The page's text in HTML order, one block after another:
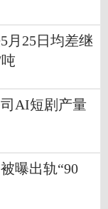
月25日均差继
AI短剧产量
曝出轨“90